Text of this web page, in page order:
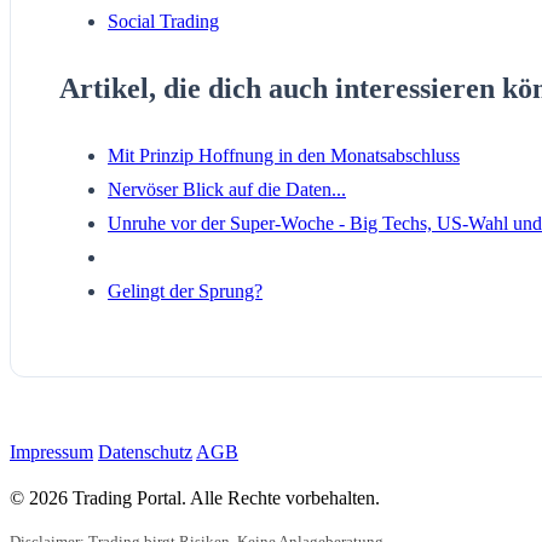
Social Trading
Artikel, die dich auch interessieren
Mit Prinzip Hoffnung in den Monatsabschluss
Nervöser Blick auf die Daten...
Unruhe vor der Super-Woche - Big Techs, US-Wahl
Gelingt der Sprung?
Impressum Datenschutz AGB
© 2026 Trading Portal. Alle Rechte vorbehalten.